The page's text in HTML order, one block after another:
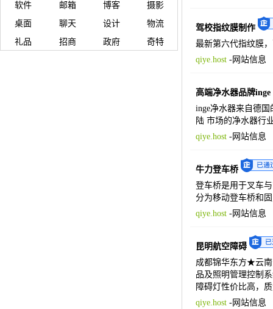
软件 邮箱 博客
摄影
桌面
聊天 设计
物流
礼品
招商 政府 奇特
驾校指纹膜制作
最新第六代指纹膜
qiye.host-网站信息
高端净水器品牌inge
inge净水器来自德
陆 市场的净水器行
qiye.host-网站信息
牛力登车桥
登车桥是用于叉车
分为移动登车桥和
qiye.host-网站信息
昆明航空障碍
成都锦华东方★云南
品及照明管理控制
障碍灯性价比高，
qiye.host-网站信息